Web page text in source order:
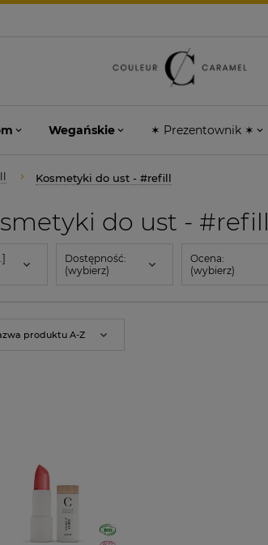
Wegańskie ✶ Prezentownik ✶
Kosmetyki do ust - #refill
do ust - #refill
Dostępność:
(wybierz)
Ocena:
(wybierz)
produktu A-Z